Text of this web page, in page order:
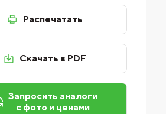
Распечатать
Скачать в PDF
Запросить аналоги
с фото и ценами